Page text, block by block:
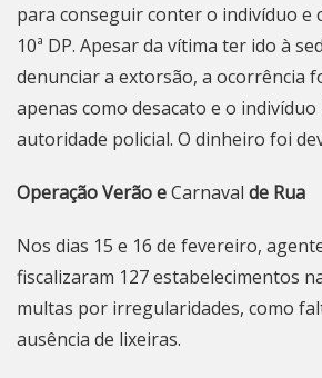
para conseguir conter o indivíduo e
10ª DP. Apesar da vítima ter ido à
denunciar a extorsão, a ocorrência
apenas como desacato e o
autoridade policial. O dinheiro foi
Operação Verão eCarnaval de Rua
Nos dias 15 e 16 de fevereiro,
fiscalizaram 127 estabelecimentos
multas por irregularidades, como
ausência de lixeiras.